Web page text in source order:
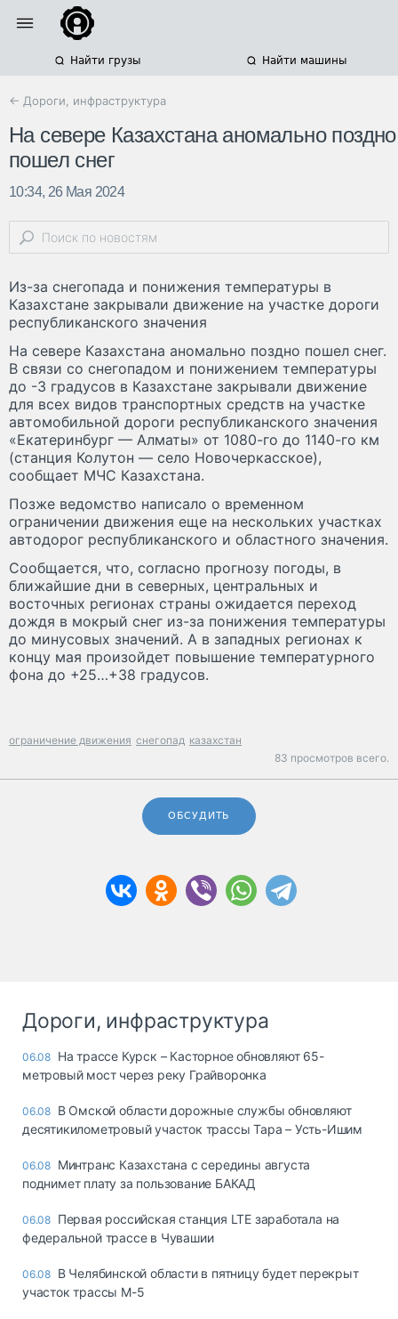
Найти грузы Найти машины
← Дороги, инфраструктура
На севере Казахстана аномально поздно
пошел снег
10:34, 26 Мая 2024
Из-за снегопада и понижения температуры в
Казахстане закрывали движение на участке дороги
республиканского значения
На севере Казахстана аномально поздно пошел снег.
В связи со снегопадом и понижением температуры
до -3 градусов в Казахстане закрывали движение
для всех видов транспортных средств на участке
автомобильной дороги республиканского значения
«Екатеринбург — Алматы» от 1080-го до 1140-го км
(станция Колутон — село Новочеркасское),
сообщает МЧС Казахстана.
Позже ведомство написало о временном
ограничении движения еще на нескольких участках
автодорог республиканского и областного значения.
Сообщается, что, согласно прогнозу погоды, в
ближайшие дни в северных, центральных и
восточных регионах страны ожидается переход
дождя в мокрый снег из-за понижения температуры
до минусовых значений. А в западных регионах к
концу мая произойдет повышение температурного
фона до +25…+38 градусов.
ограничение движения снегопад казахстан
83 просмотров всего.
ОБСУДИТЬ
Дороги, инфраструктура
06.08 На трассе Курск – Касторное обновляют 65-
метровый мост через реку Грайворонка
06.08 В Омской области дорожные службы обновляют
десятикилометровый участок трассы Тара – Усть-Ишим
06.08 Минтранс Казахстана с середины августа
поднимет плату за пользование БАКАД
06.08 Первая российская станция LTE заработала на
федеральной трассе в Чувашии
06.08 В Челябинской области в пятницу будет перекрыт
участок трассы М-5